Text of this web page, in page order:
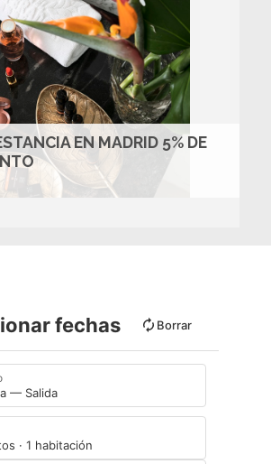
EN MADRID 5% DE
fechas Borrar
— Salida
· 1 habitación